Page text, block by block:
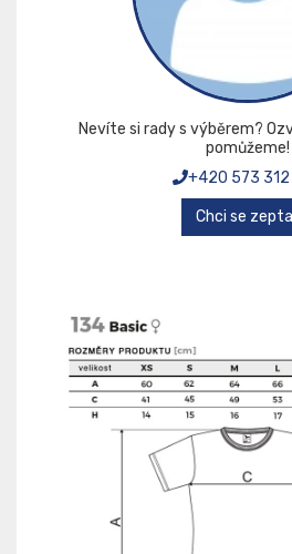
Nevíte si rady s výběrem?
pomůžeme!
+420 573
Chci se